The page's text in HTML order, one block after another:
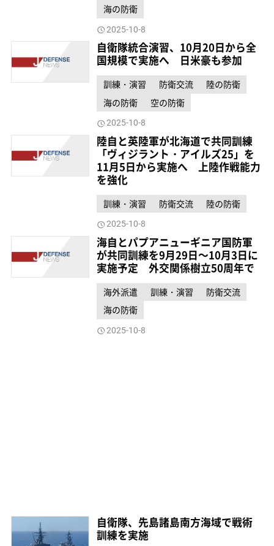
海の防衛
2025-10-8
自衛隊統合演習、10月20日から全
国規模で実施へ 日米豪も参加
訓練・演習 防衛交流
陸の防衛
海の防衛
空の防衛
2025-10-8
陸自と英陸軍が北海道で共同訓練
「ヴィジラント・アイルズ25」を
11月5日から実施へ 上陸作戦能力
を強化
訓練・演習 防衛交流 陸の防衛
2025-10-8
海自とパプアニューギニア国防軍
が共同訓練を9月29日～10月3日に
実施予定 外交関係樹立50周年で
海外派遣 訓練・演習
防衛交流
海の防衛
2025-10-8
自衛隊、先島諸島南方海域で戦術
訓練を実施